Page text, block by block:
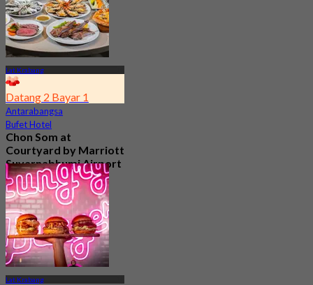
Lat Krabang
Datang 2 Bayar 1
Antarabangsa
Bufet Hotel
Chon Som at
Courtyard by Marriott
Suvarnabhumi Airport
4.8
15.1K ditempah
Dari฿ 595
Lat Krabang